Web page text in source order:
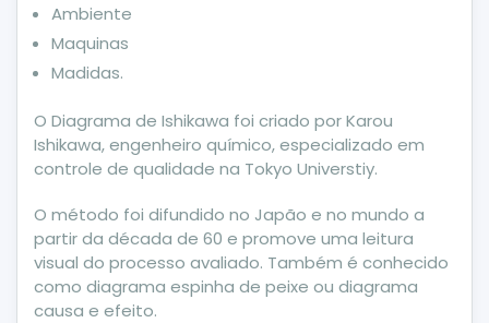
Ambiente
Maquinas
Madidas.
O Diagrama de Ishikawa foi criado por Karou
Ishikawa, engenheiro químico, especializado em
controle de qualidade na Tokyo Universtiy.
O método foi difundido no Japão e no mundo a
partir da década de 60 e promove uma leitura
visual do processo avaliado. Também é conhecido
como diagrama espinha de peixe ou diagrama
causa e efeito.